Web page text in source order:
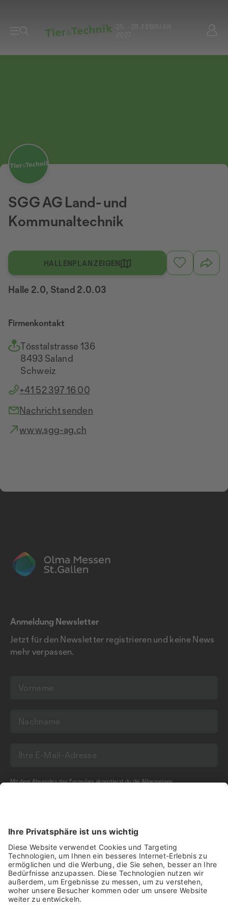
25. - 28. FEBRUAR
SGG AG Land- und
Kommunaltechnik
HALLENPLAN ZEIGEN
Halle 2.0, Stand 2.0.03
Firmenkontakt
Tösstalstrasse 136
8493 Saland
Schweiz
+41 52 397 16 00
Nachricht senden
www.sgg-ag.ch
Anmeldung Newsletter
Jetzt für den Newsletter registrieren und keine News
mehr verpassen.
Mit dem Absenden des Formulars akzeptierst du dieAllgemeinen